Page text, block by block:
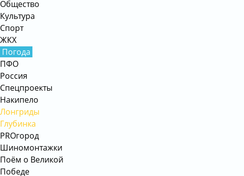
Общество
Культура
Спорт
ЖКХ
Погода
ПФО
Россия
Спецпроекты
Накипело
Лонгриды
Глубинка
PROгород
Шиномонтажки
Поём о Великой
Победе